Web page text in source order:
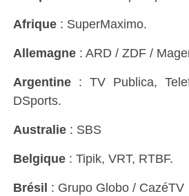
Afrique : SuperMaximo.
Allemagne: ARD / ZDF /
Argentine : TV Publica,
DSports.
Australie: SBS
Belgique : Tipik, VRT, RTBF.
Brésil : Grupo Globo / CazéTV